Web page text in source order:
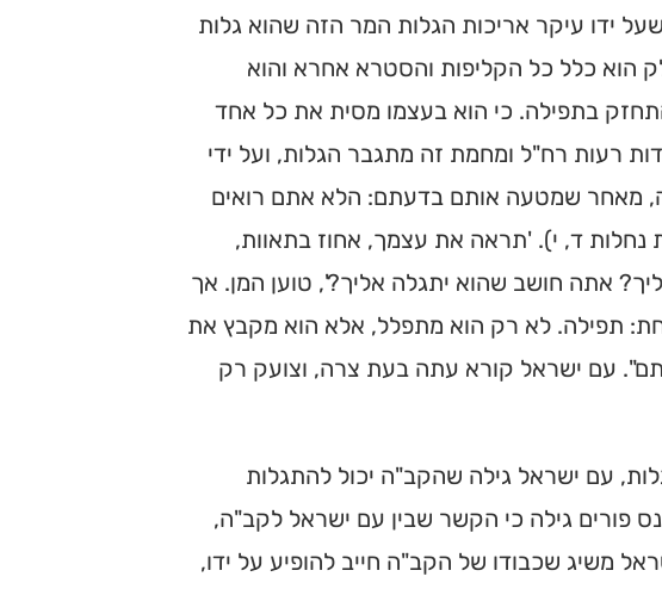
ידו עיקר אריכות הגלות המר הזה שהוא גלות
הוא כלל כל הקליפות והסטרא אחרא והוא
בתפילה. כי הוא בעצמו מסית את כל אחד
רעות רח"ל ומחמת זה מתגבר הגלות, ועל ידי
מאחר שמטעה אותם בדעתם: הלא אתם רואים
נחלות ד, י). 'תראה את עצמך, אחוז בתאוות,
אתה חושב שהוא יתגלה אליך?', טוען המן. אך
תפילה. לא רק הוא מתפלל, אלא הוא מקבץ את
עם ישראל קורא עתה בעת צרה, וצועק רק
עם ישראל גילה שהקב"ה יכול להתגלות
פורים גילה כי הקשר שבין עם ישראל לקב"ה,
משיג שכבודו של הקב"ה חייב להופיע על ידו,